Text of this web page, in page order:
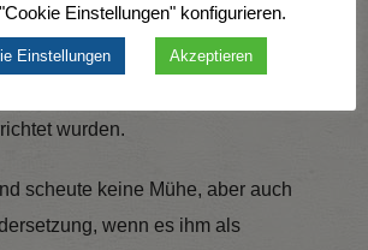
und privater Freunde gebaut.
versammeln sich heute in
wurden.
scheute keine Mühe, aber auch
wenn es ihm als
Einstellungen" konfigurieren.
Einstellungen Akzeptieren